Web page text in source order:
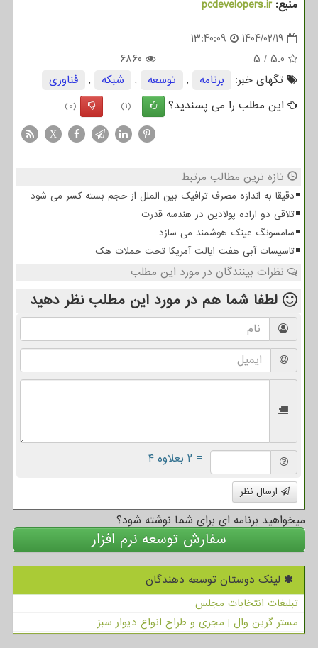
منبع:pcdevelopers.ir
1404/02/19
13:40:09
5.0
/
5
6860
تگهای خبر:
برنامه , توسعه , شبكه ,
فناوری
این مطلب را می پسندید؟
(1)
(0)
X
تازه ترین مطالب مرتبط
دقیقا به اندازه مصرف ترافیک بین الملل از حجم بسته کسر می شود
تلاقی دو اراده پولادین در هندسه قدرت
سامسونگ عینک هوشمند می سازد
تاسیسات آبی هفت ایالت آمریکا تحت حملات هک
نظرات بینندگان در مورد این مطلب
لطفا شما هم در مورد این مطلب نظر دهید
= ۲ بعلاوه ۴
ارسال نظر
میخواهید برنامه ای برای شما نوشته شود؟
سفارش توسعه نرم افزار
لینک دوستان توسعه دهندگان
تبلیغات انتخابات مجلس
مستر گرین وال | مجری و طراح انواع دیوار سبز